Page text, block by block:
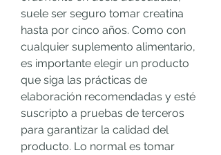
suele ser seguro tomar creatina
hasta por cinco años. Como con
cualquier suplemento alimentario,
es importante elegir un producto
que siga las prácticas de
elaboración recomendadas y esté
suscripto a pruebas de terceros
para garantizar la calidad del
producto. Lo normal es tomar